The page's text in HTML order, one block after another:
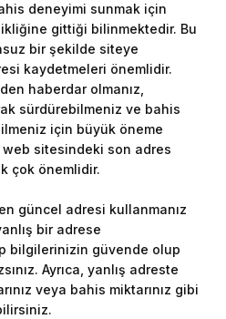
deneyimi sunmak için
gittiği bilinmektedir. Bu
bir şekilde siteye
kaydetmeleri önemlidir.
haberdar olmanız,
sürdürebilmeniz ve bahis
için büyük öneme
web sitesindeki son adres
çok önemlidir.
güncel adresi kullanmanız
bir adrese
bilgilerinizin güvende olup
Ayrıca, yanlış adreste
veya bahis miktarınız gibi